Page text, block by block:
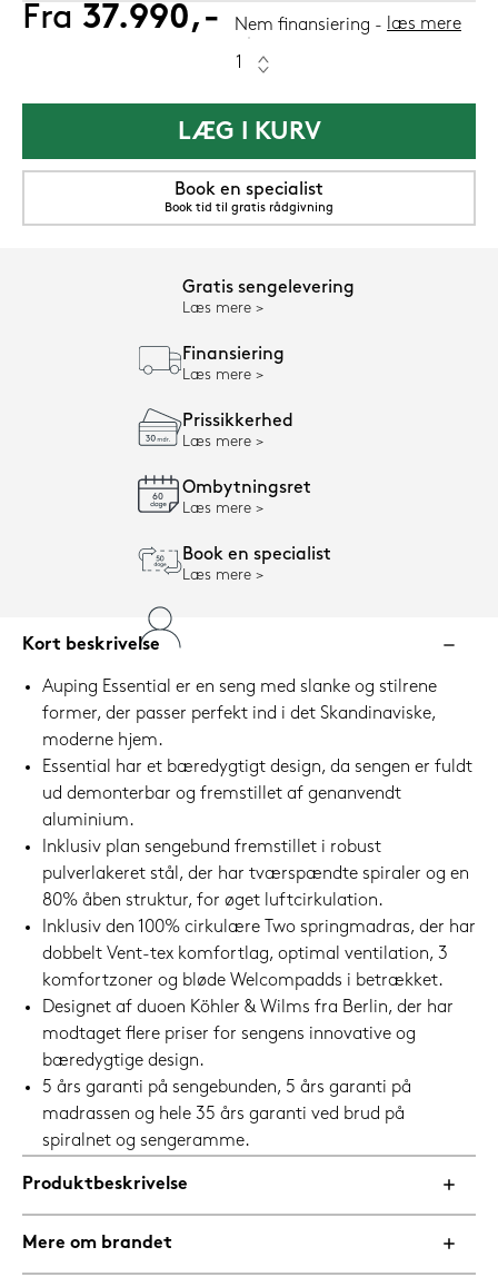
Fra 37.990,- Nem finansiering læs mere
LÆG I KURV
Book en specialist
Book tid til gratis rådgivning
Gratis sengelevering
Læs mere
Finansiering
Læs mere
Prissikkerhed
Læs mere
Ombytningsret
Læs mere
Book en specialist
Læs mere
Kort beskrivelse
Auping Essential er en seng med slanke og stilrene
former, der passer perfekt ind i det Skandinaviske,
moderne hjem.
Essential har et bæredygtigt design, da sengen er fuldt
ud demonterbar og fremstillet af genanvendt
aluminium.
Inklusiv plan sengebund fremstillet i robust
pulverlakeret stål, der har tværspændte spiraler og en
80% åben struktur, for øget luftcirkulation.
Inklusiv den 100% cirkulære Two springmadras, der har
dobbelt Vent-tex komfortlag, optimal ventilation, 3
komfortzoner og bløde Welcompadds i betrækket.
Designet af duoen Köhler & Wilms fra Berlin, der har
modtaget flere priser for sengens innovative og
bæredygtige design.
5 års garanti på sengebunden, 5 års garanti på
madrassen og hele 35 års garanti ved brud på
spiralnet og sengeramme.
Produktbeskrivelse
Mere om brandet